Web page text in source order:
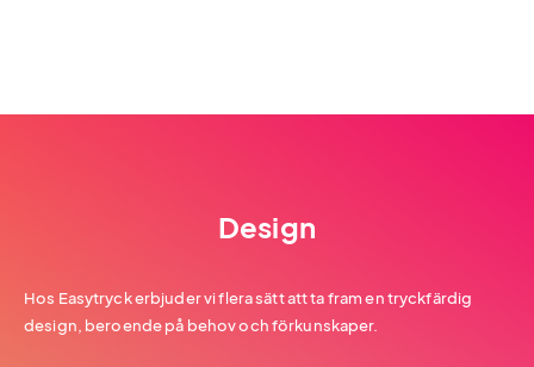
Design
Hos Easytryck erbjuder vi flera sätt att ta fram en tryckfärdig
design, beroende på behov och förkunskaper.